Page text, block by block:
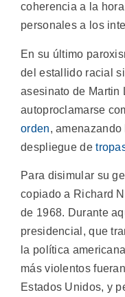
coherencia a la
personales a los
En su último
del estallido racial
asesinato de Martin
autoproclamarse
orden,
despliegue de
Para disimular su
copiado a Richard
de 1968. Durante
presidencial, que
la política
más violentos
Estados Unidos, y